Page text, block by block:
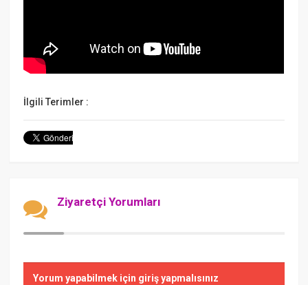
İlgili Terimler :
Ziyaretçi Yorumları
Yorum yapabilmek için giriş yapmalısınız